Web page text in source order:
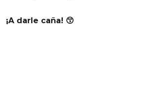
¡A darle caña! 😙